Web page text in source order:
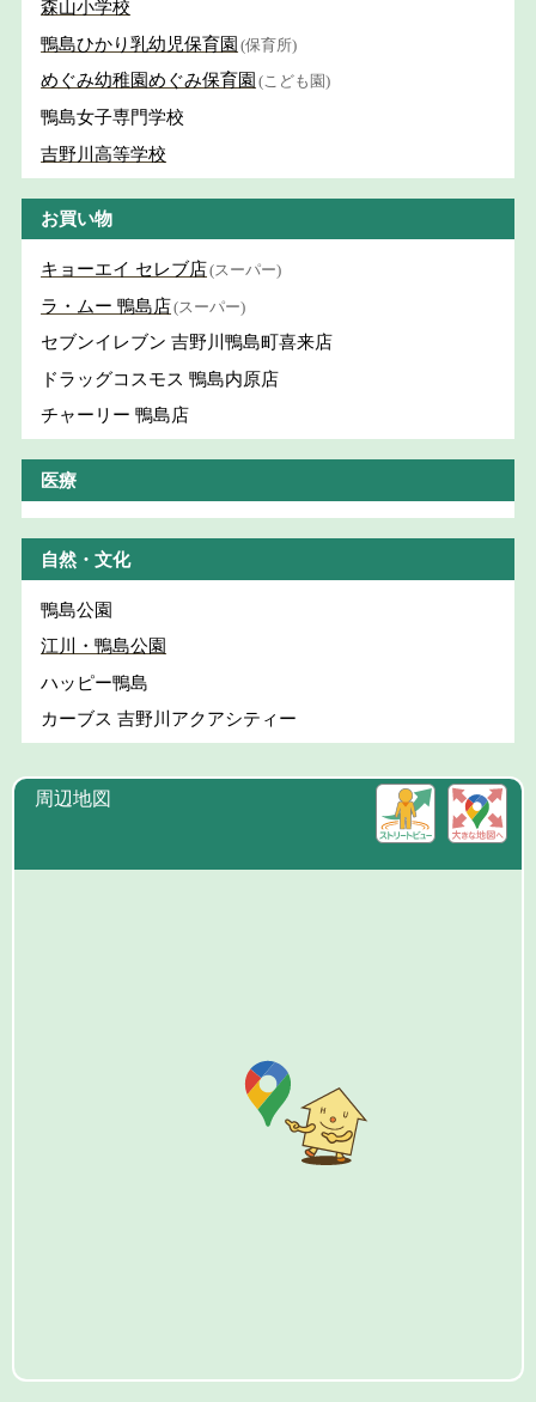
森山小学校
鴨島ひかり乳幼児保育園 (保育所)
めぐみ幼稚園めぐみ保育園 (こども園)
鴨島女子専門学校
吉野川高等学校
お買い物
キョーエイ セレブ店(スーパー)
ラ・ムー 鴨島店(スーパー)
セブンイレブン 吉野川鴨島町喜来店
ドラッグコスモス 鴨島内原店
チャーリー 鴨島店
医療
自然・文化
鴨島公園
江川・鴨島公園
ハッピー鴨島
カーブス 吉野川アクアシティー
周辺地図